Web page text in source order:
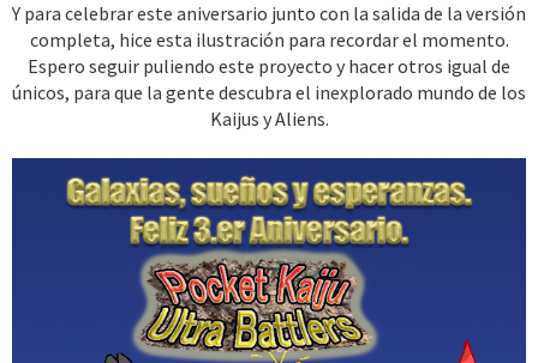
Y para celebrar este aniversario junto con la salida de la versión
completa, hice esta ilustración para recordar el momento.
Espero seguir puliendo este proyecto y hacer otros igual de
únicos, para que la gente descubra el inexplorado mundo de los
Kaijus y Aliens.